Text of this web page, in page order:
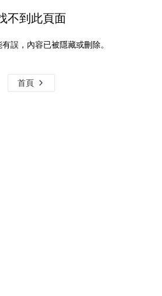
不到此頁面
誤，內容已被隱藏或刪除。
首頁